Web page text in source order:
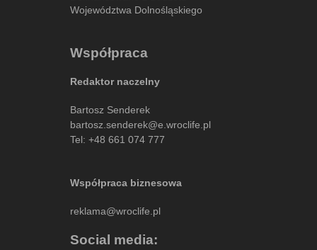
Województwa Dolnośląskiego
Współpraca
Redaktor naczelny
Bartosz Senderek
bartosz.senderek@e.wroclife.pl
Tel: +48 661 074 777
Współpraca biznesowa
reklama@wroclife.pl
Social media: